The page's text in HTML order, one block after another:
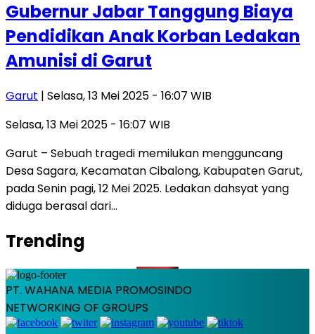
Gubernur Jabar Tanggung Biaya
Pendidikan Anak Korban Ledakan
Amunisi di Garut
Garut | Selasa, 13 Mei 2025 - 16:07 WIB
Selasa, 13 Mei 2025 - 16:07 WIB
Garut – Sebuah tragedi memilukan mengguncang
Desa Sagara, Kecamatan Cibalong, Kabupaten Garut,
pada Senin pagi, 12 Mei 2025. Ledakan dahsyat yang
diduga berasal dari…
Trending
PT. WAHANA MEDIA PROMOSINDO
NETWORKING OF GROUPS